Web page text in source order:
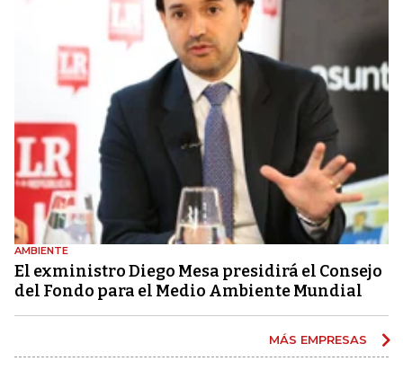
AMBIENTE
El exministro Diego Mesa presidirá el Consejo
del Fondo para el Medio Ambiente Mundial
MÁS EMPRESAS